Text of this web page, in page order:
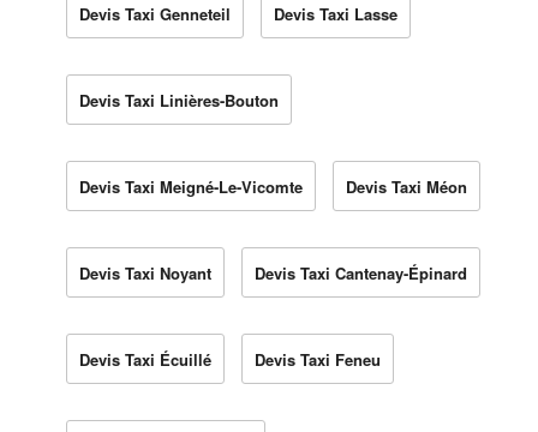
Devis Taxi Genneteil Devis Taxi Lasse
Devis Taxi Linières-Bouton
Devis Taxi Meigné-Le-Vicomte Devis Taxi Méon
Devis Taxi Noyant Devis Taxi Cantenay-Épinard
Devis Taxi Écuillé Devis Taxi Feneu